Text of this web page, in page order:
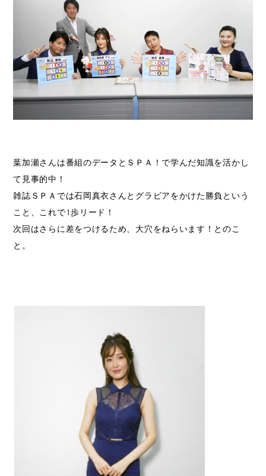
葉加瀬さんは番組のデータとＳＰＡ！で学んだ知識を活かし
て見事的中！
雑誌ＳＰＡでは石岡真衣さんとグラビアをかけた勝負という
こと、これで1歩リード！
次回はさらに差をつけるため、大穴をねらいます！とのこ
と。